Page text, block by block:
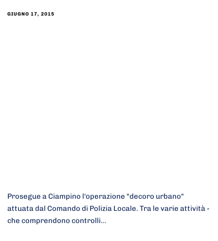
GIUGNO 17, 2015
Prosegue a Ciampino l'operazione "decoro urbano"
attuata dal Comando di Polizia Locale. Tra le varie attività -
che comprendono controlli…